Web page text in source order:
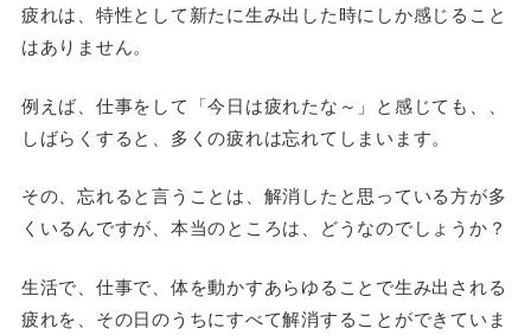
疲れは、特性として新たに生み出した時にしか感じること
はありません。
例えば、仕事をして「今日は疲れたな～」と感じても、、
しばらくすると、多くの疲れは忘れてしまいます。
その、忘れると言うことは、解消したと思っている方が多
くいるんですが、本当のところは、どうなのでしょうか？
生活で、仕事で、体を動かすあらゆることで生み出される
疲れを、その日のうちにすべて解消することができていま